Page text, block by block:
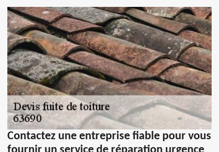
Contactez une entreprise fiable pour vous